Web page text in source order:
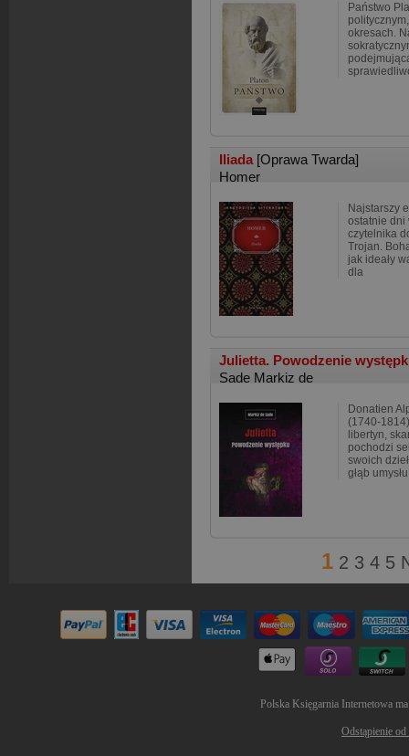
Państwo
okresach.
Iliada [Oprawa Twarda]
Homer
Najstarszy
ostatnie dni
czytelnika
Trojan.
jak ideały
dla
Julietta. Powodzenie
Sade Markiz de
Donatien
(1740-
libertyn,
pochodzi
swoich
głąb umysłu
1 2 3 4 5
Polska Księgarnia Internetowa
Odstąpienie